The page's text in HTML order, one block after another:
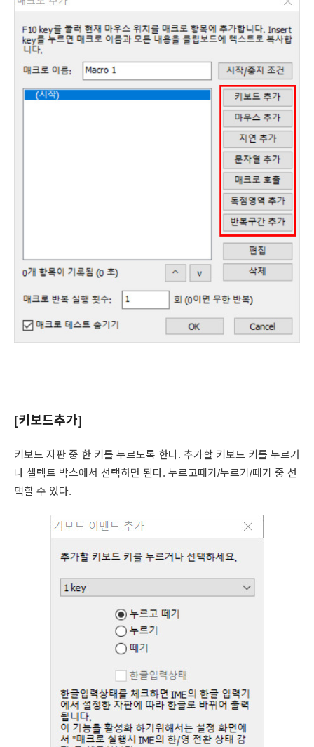
[키보드추가]
키보드 자판 중 한 키를 누르도록 한다. 추가할 키보드 키를 누르거
나 셀렉트 박스에서 선택하면 된다. 누르고떼기/누르기/떼기 중 선
택할 수 있다.